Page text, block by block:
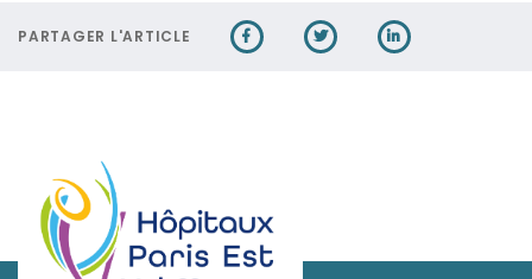
PARTAGER L'ARTICLE